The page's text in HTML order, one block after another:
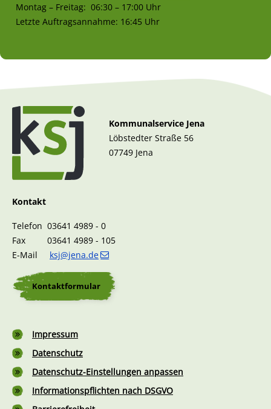
Montag – Freitag: 06:30 – 17:00 Uhr
Letzte Auftragsannahme: 16:45 Uhr
Kommunalservice Jena
Löbstedter Straße 56
07749 Jena
Kontakt
Telefon 03641 4989 - 0
Fax 03641 4989 - 105
E-Mail ksj@jena.de
Kontaktformular
FußzeileImpressum
Datenschutz
Datenschutz-Einstellungen anpassen
Informationspflichten nach DSGVO